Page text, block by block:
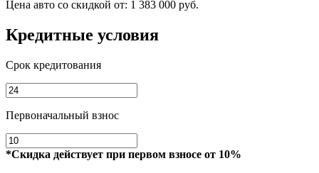
Цена авто со скидкой от: 1 383 000 руб.
Кредитные условия
Срок кредитования
Первоначальный взнос
*Скидка действует при первом взносе от 10%